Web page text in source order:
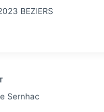
BEZIERS
Sernhac